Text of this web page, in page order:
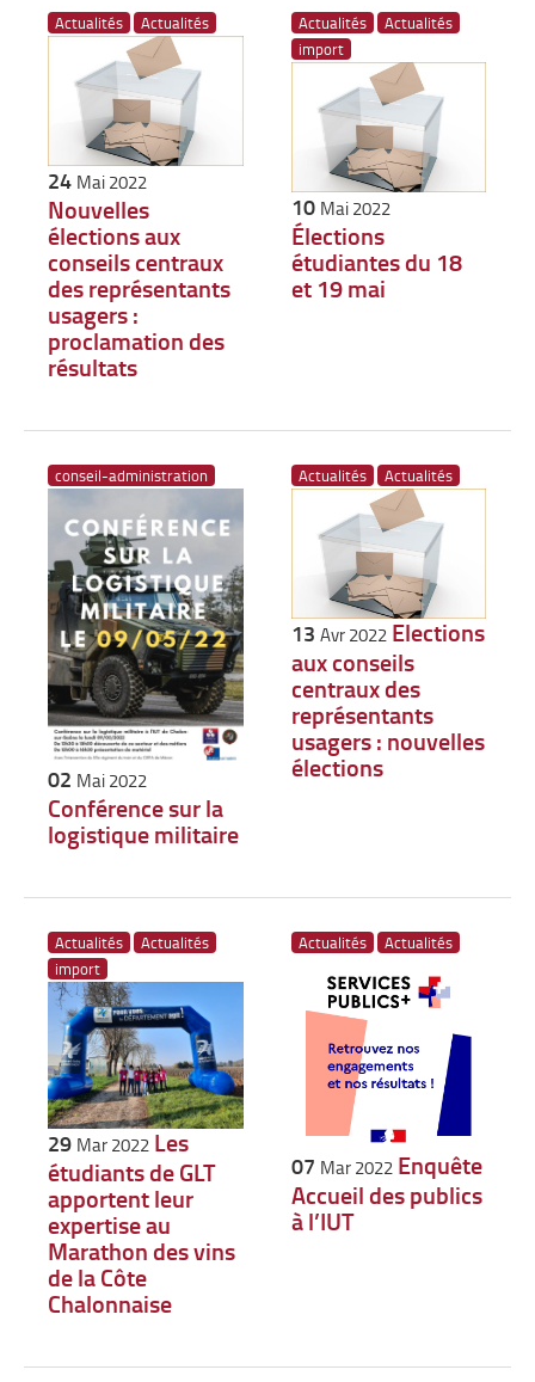
Actualités Actualités
24 Mai 2022
Nouvelles
élections aux
conseils centraux
des représentants
usagers :
proclamation des
résultats
Actualités
Actualités
import
10 Mai 2022
Élections
étudiantes du 18
et 19 mai
conseil-administration
02 Mai 2022
Conférence sur la
logistique militaire
Actualités Actualités
13 Avr 2022 Elections
aux conseils
centraux des
représentants
usagers : nouvelles
élections
Actualités
Actualités
import
29 Mar 2022 Les
étudiants de GLT
apportent leur
expertise au
Marathon des vins
de la Côte
Chalonnaise
Actualités Actualités
07 Mar 2022 Enquête
Accueil des publics
à l’IUT